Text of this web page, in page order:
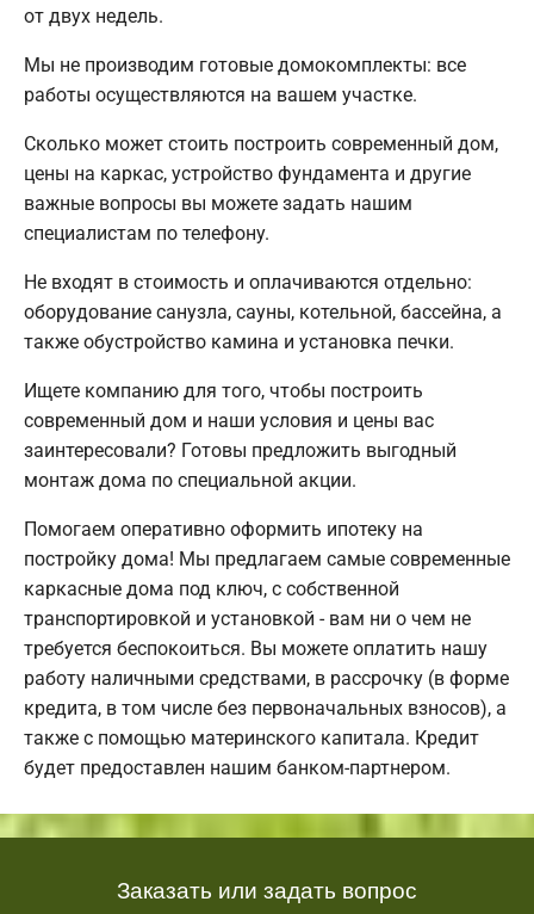
от двух недель.
Мы не производим готовые домокомплекты: все
работы осуществляются на вашем участке.
Сколько может стоить построить современный дом,
цены на каркас, устройство фундамента и другие
важные вопросы вы можете задать нашим
специалистам по телефону.
Не входят в стоимость и оплачиваются отдельно:
оборудование санузла, сауны, котельной, бассейна, а
также обустройство камина и установка печки.
Ищете компанию для того, чтобы построить
современный дом и наши условия и цены вас
заинтересовали? Готовы предложить выгодный
монтаж дома по специальной акции.
Помогаем оперативно оформить ипотеку на
постройку дома! Мы предлагаем самые современные
каркасные дома под ключ, с собственной
транспортировкой и установкой - вам ни о чем не
требуется беспокоиться. Вы можете оплатить нашу
работу наличными средствами, в рассрочку (в форме
кредита, в том числе без первоначальных взносов), а
также с помощью материнского капитала. Кредит
будет предоставлен нашим банком-партнером.
Заказать или задать вопрос